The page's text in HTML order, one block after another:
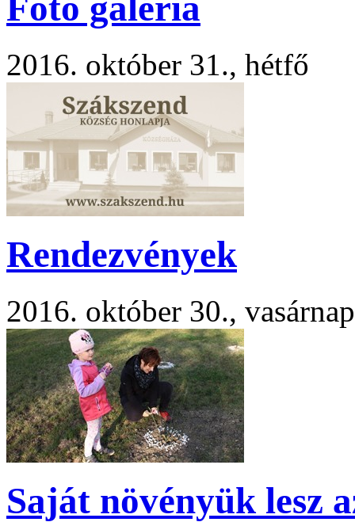
2016. október 31., hétfő
Rendezvények
2016. október 30., vasárnap
Saját növényük lesz